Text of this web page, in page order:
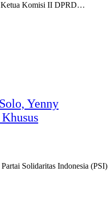
Ketua Komisi II DPRD…
Yenny
Solidaritas Indonesia (PSI)